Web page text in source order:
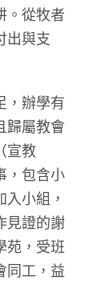
。從牧者
出與支
，辦學有
歸屬教會
宣教
，包含小
小組，
見證的謝
苑，受班
同工，益